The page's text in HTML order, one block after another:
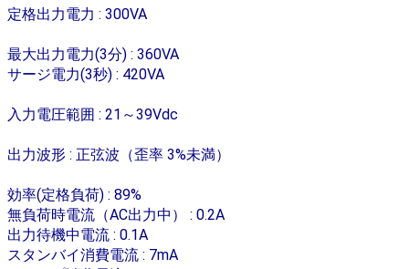
定格出力電力 : 300VA
最大出力電力(3分) : 360VA
サージ電力(3秒) : 420VA
入力電圧範囲 : 21～39Vdc
出力波形 : 正弦波（歪率 3%未満）
効率(定格負荷) : 89%
無負荷時電流（AC出力中） : 0.2A
出力待機中電流 : 0.1A
スタンバイ消費電流 : 7mA